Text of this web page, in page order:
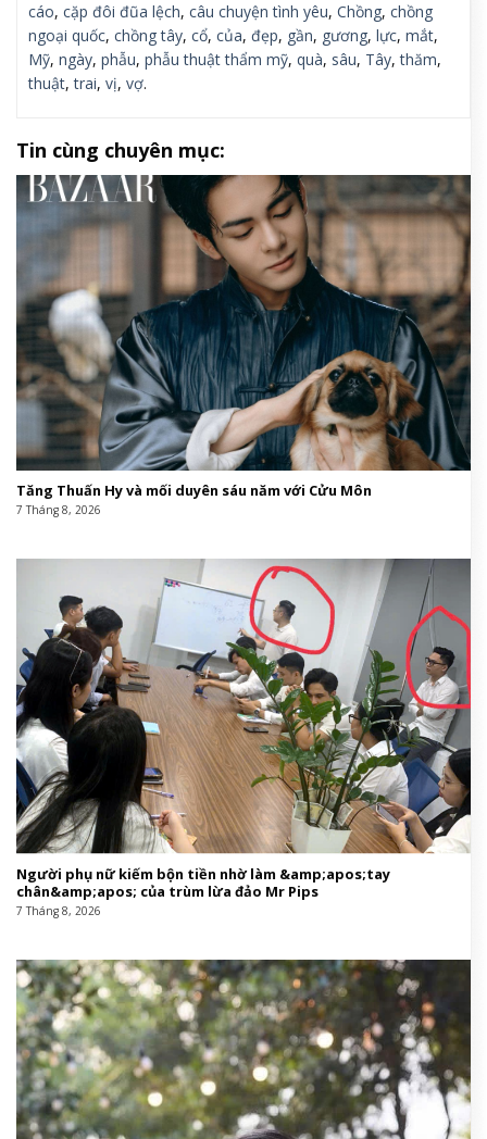
cáo, cặp đôi đũa lệch, câu chuyện tình yêu, Chồng, chồng
ngoại quốc, chồng tây, cổ, của, đẹp, gần, gương, lực, mắt,
Mỹ, ngày, phẫu, phẫu thuật thẩm mỹ, quà, sâu, Tây,thăm,
thuật,trai, vị, vợ.
Tin cùng chuyên mục:
Tăng Thuấn Hy và mối duyên sáu năm với Cửu Môn
7 Tháng 8, 2026
Người phụ nữ kiếm bộn tiền nhờ làm &amp;apos;tay
chân&amp;apos; của trùm lừa đảo Mr Pips
7 Tháng 8, 2026